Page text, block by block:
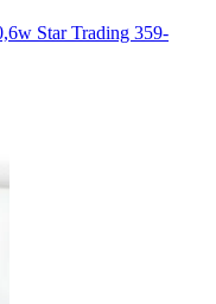
Star Trading 359-